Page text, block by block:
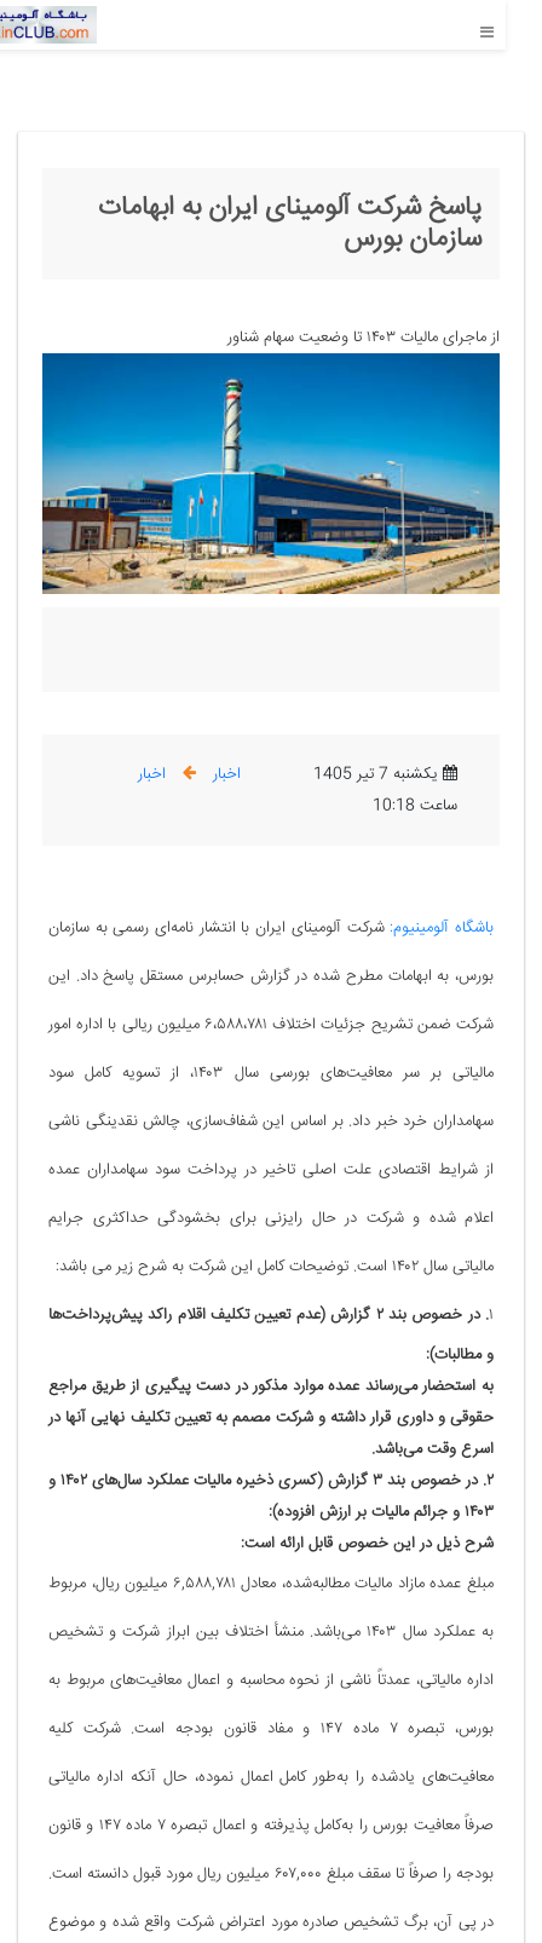
پاسخ شرکت آلومینای ایران به ابهامات
سازمان بورس
از ماجرای مالیات ۱۴۰۳ تا وضعیت سهام شناور
یکشنبه 7 تیر 1405
ساعت 10:18
اخبار اخبار
باشگاه آلومینیوم:شرکت آلومینای ایران با انتشار نامه‌ای رسمی به سازمان
بورس، به ابهامات مطرح شده در گزارش حسابرس مستقل پاسخ داد. این
شرکت ضمن تشریح جزئیات اختلاف ۶،۵۸۸،۷۸۱ میلیون ریالی با اداره امور
مالیاتی بر سر معافیت‌های بورسی سال ۱۴۰۳، از تسویه کامل سود
سهامداران خرد خبر داد. بر اساس این شفاف‌سازی، چالش نقدینگی ناشی
از شرایط اقتصادی علت اصلی تاخیر در پرداخت سود سهامداران عمده
اعلام شده و شرکت در حال رایزنی برای بخشودگی حداکثری جرایم
مالیاتی سال ۱۴۰۲ است. توضیحات کامل این شرکت به شرح زیر می باشد:
. در خصوص بند ۲ گزارش (عدم تعیین تکلیف اقلام راکد پیش‌پرداخت‌ها
و مطالبات):
به استحضار می‌رساند عمده موارد مذکور در دست پیگیری از طریق مراجع
حقوقی و داوری قرار داشته و شرکت مصمم به تعیین تکلیف نهایی آنها در
اسرع وقت می‌باشد.
۲. در خصوص بند ۳ گزارش (کسری ذخیره مالیات عملکرد سال‌های ۱۴۰۲ و
۱۴۰۳ و جرائم مالیات بر ارزش افزوده):
شرح ذیل در این خصوص قابل ارائه است:
مبلغ عمده مازاد مالیات مطالبه‌شده، معادل ۶,۵۸۸,۷۸۱ میلیون ریال، مربوط
به عملکرد سال ۱۴۰۳ می‌باشد. منشأ اختلاف بین ابراز شرکت و تشخیص
اداره مالیاتی، عمدتاً ناشی از نحوه محاسبه و اعمال معافیت‌های مربوط به
بورس، تبصره ۷ ماده ۱۴۷ و مفاد قانون بودجه است. شرکت کلیه
معافیت‌های یادشده را به‌طور کامل اعمال نموده، حال آنکه اداره مالیاتی
صرفاً معافیت بورس را به‌کامل پذیرفته و اعمال تبصره ۷ ماده ۱۴۷ و قانون
بودجه را صرفاً تا سقف مبلغ ۶۰۷,۰۰۰ میلیون ریال مورد قبول دانسته است.
در پی آن، برگ تشخیص صادره مورد اعتراض شرکت واقع شده و موضوع